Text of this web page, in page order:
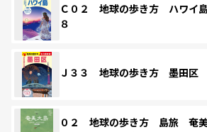
Ｃ０２ 地球の歩き方 ハワイ
８
Ｊ３３ 地球の歩き方 墨田区
０２ 地球の歩き方 島旅 奄